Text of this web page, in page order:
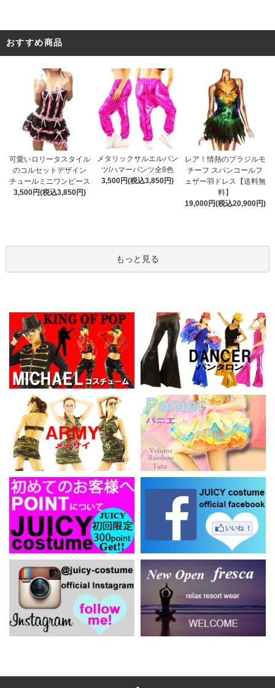
おすすめ商品
可愛いロリータスタイル
のコルセットデザイン
チュールミニワンピース
3,500円(税込3,850円)
メタリックサルエルパン
ツ/ハマーパンツ全8色
3,500円(税込3,850円)
レア！情熱のブラジルモ
チーフ スパンコールフ
ェザー羽ドレス【送料無
料】
19,000円(税込20,900円)
もっと見る